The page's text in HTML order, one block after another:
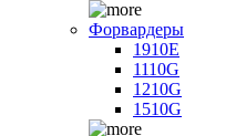
Форвардеры
1910E
1110G
1210G
1510G